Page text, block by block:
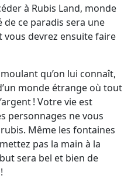
à Rubis Land, monde
de ce paradis sera une
devrez ensuite faire
qu’on lui connaît,
monde étrange où tout
! Votre vie est
personnages ne vous
Même les fontaines
pas la main à la
sera bel et bien de